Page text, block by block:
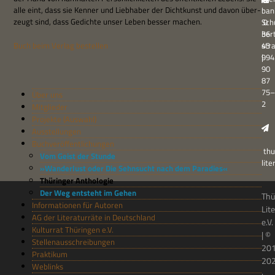
alle eint, dass sie Ken­ner und Lieb­ha­ber der Dicht­kunst und davon über­
zeugt sind, dass Gedichte unser Leben bes­ser machen.
Buch beim Ver­lag bestellen
Über uns
Mitglieder
Projekte (Auswahl)
Ausstellungen
Buchveröffentlichungen
Vom Geist der Stunde
»Wanderlust oder Die Sehnsucht nach dem Paradies«
Thüringer Anthologie
Der Weg entsteht im Gehen
Informationen für Autoren
AG der Literaturräte in Deutschland
Kulturrat Thüringen e.V.
Stellenausschreibungen
Praktikum
Weblinks
0
36
43
|
90
87
75–
2
e.V.
| ©